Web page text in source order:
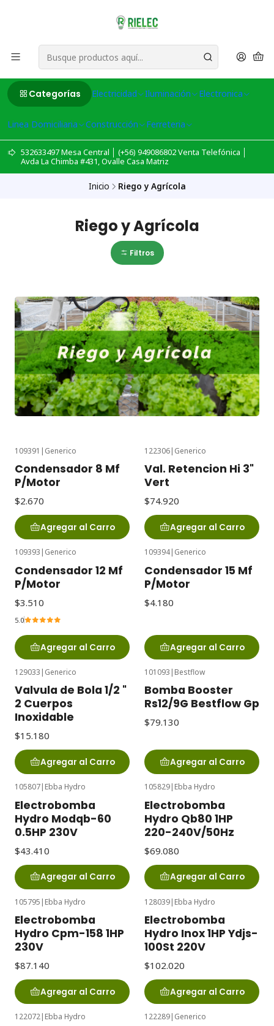
Categorías Electricidad Iluminación Electronica
Linea Domiciliaria Construcción Ferreteria
532633497 Mesa Central │ (+56) 949086802 Venta Telefónica │
Avda La Chimba #431, Ovalle Casa Matriz
Inicio Riego y Agrícola
Riego y Agrícola
Filtros
109391 | Generico
Condensador 8 Mf
P/Motor
$2.670
Agregar al Carro
122306| Generico
Val. Retencion Hi 3"
Vert
$74.920
Agregar al Carro
109393 Generico
Condensador 12 Mf
P/Motor
$3.510
5.0
Agregar al Carro
109394 Generico
Condensador 15 Mf
P/Motor
$4.180
Agregar al Carro
129033 | Generico
Valvula de Bola 1/2 "
2 Cuerpos
Inoxidable
$15.180
Agregar al Carro
101093 | Bestflow
Bomba Booster
Rs12/9G Bestflow Gp
$79.130
Agregar al Carro
105807| Ebba Hydro
Electrobomba
Hydro Modqb-60
0.5HP 230V
$43.410
Agregar al Carro
105829| Ebba Hydro
Electrobomba
Hydro Qb80 1HP
220-240V/50Hz
$69.080
Agregar al Carro
105795 | Ebba Hydro
Electrobomba
Hydro Cpm-158 1HP
230V
$87.140
Agregar al Carro
128039| Ebba Hydro
Electrobomba
Hydro Inox 1HP Ydjs-
100St 220V
$102.020
Agregar al Carro
122072| Ebba Hydro 122289| Generico